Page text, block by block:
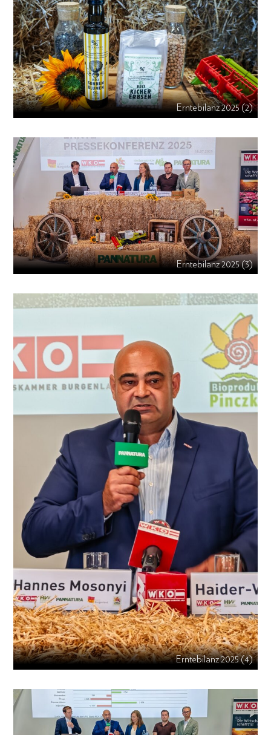
Erntebilanz 2025 (2)
Erntebilanz 2025 (3)
Erntebilanz 2025 (4)